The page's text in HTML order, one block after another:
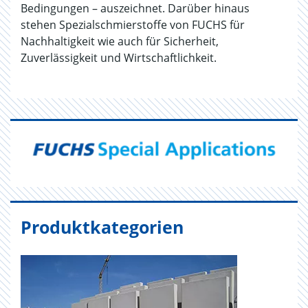
Bedingungen – auszeichnet. Darüber hinaus
stehen Spezialschmierstoffe von FUCHS für
Nachhaltigkeit wie auch für Sicherheit,
Zuverlässigkeit und Wirtschaftlichkeit.
Produktkategorien